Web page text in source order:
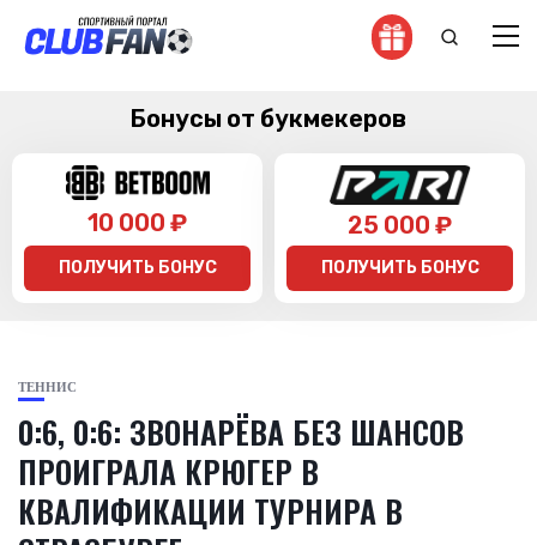
Бонусы от букмекеров
10 000 ₽
ПОЛУЧИТЬ БОНУС
25 000 ₽
ПОЛУЧИТЬ БОНУС
ТЕННИС
0:6, 0:6: ЗВОНАРЁВА БЕЗ ШАНСОВ
ПРОИГРАЛА КРЮГЕР В
КВАЛИФИКАЦИИ ТУРНИРА В